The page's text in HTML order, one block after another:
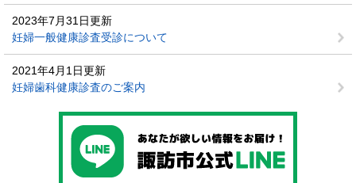
2023年7月31日更新
妊婦一般健康診査受診について
2021年4月1日更新
妊婦歯科健康診査のご案内